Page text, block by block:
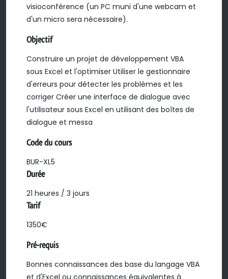
visioconférence (un PC muni d'une webcam et
d'un micro sera nécessaire).
Objectif
Construire un projet de développement VBA
sous Excel et l'optimiser Utiliser le gestionnaire
d'erreurs pour détecter les problèmes et les
corriger Créer une interface de dialogue avec
l'utilisateur sous Excel en utilisant des boîtes de
dialogue et messa
Code du cours
BUR-XL5
Durée
21 heures / 3 jours
Tarif
1350€
Pré-requis
Bonnes connaissances des base du langage VBA